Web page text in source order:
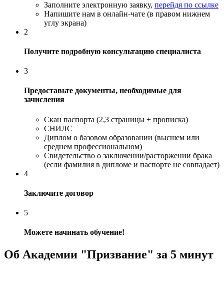
Заполните электронную заявку, перейдя по ссылке
Напишите нам в онлайн-чате (в правом нижнем
углу экрана)
2
Получите подробную консультацию специалиста
3
Предоставьте документы, необходимые для
зачисления
Скан паспорта (2,3 страницы + прописка)
СНИЛС
Диплом о базовом образовании (высшем или
среднем профессиональном)
Свидетельство о заключении/расторжении брака
(если фамилия в дипломе и паспорте не совпадает)
4
Заключите договор
5
Можете начинать обучение!
Об Академии "Призвание" за 5 минут